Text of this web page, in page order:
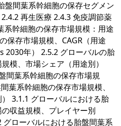
盤間葉系幹細胞の保存セグメン
再生医療 2.4.3 免疫調節薬
系幹細胞の保存市場規模：用途
保存市場規模、CAGR（用途
2030年） 2.5.2 グローバルの胎
模、市場シェア（用途別）
間葉系幹細胞の保存市場規
葉系幹細胞の保存市場規模、
3.1.1 グローバルにおける胎
収益規模、プレイヤー別
グローバルにおける胎盤間葉系